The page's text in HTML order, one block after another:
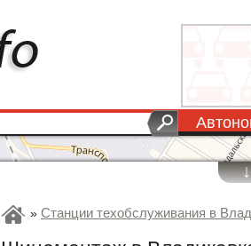
↓
» Станции техобслуживания в